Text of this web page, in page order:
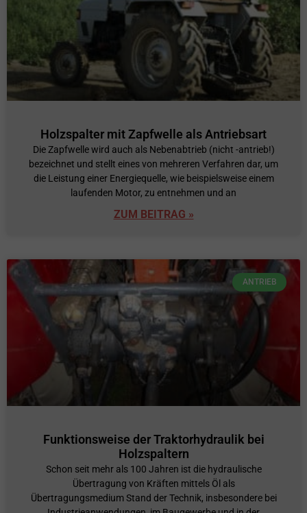
Holzspalter mit Zapfwelle als Antriebsart
Die Zapfwelle wird auch als Nebenabtrieb (nicht -antrieb!)
bezeichnet und stellt eines von mehreren Verfahren dar, um
die Leistung einer Energiequelle, wie beispielsweise einem
laufenden Motor, zu entnehmen und an
ZUM BEITRAG »
ANTRIEB
Funktionsweise der Traktorhydraulik bei
Holzspaltern
Schon seit mehr als 100 Jahren ist die hydraulische
Übertragung von Kräften mittels Öl als
Übertragungsmedium Stand der Technik, insbesondere bei